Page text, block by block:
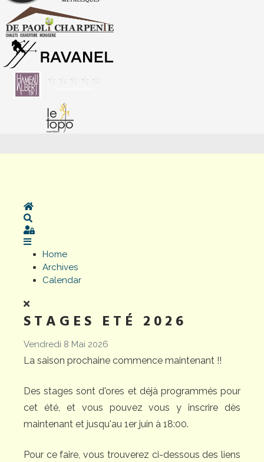
Home
Sign In
Home
Archives
Calendar
STAGES ETÉ 2026
Vendredi 8 Mai 2026
La saison prochaine commence maintenant !!
Des stages sont d'ores et déjà programmés pour
cet été, et vous pouvez vous y inscrire dès
maintenant et jusqu'au 1er juin à 18:00.
Pour ce faire, vous trouverez ci-dessous des liens